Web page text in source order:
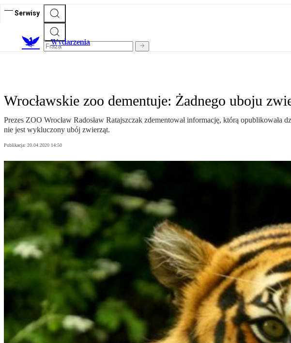
Serwisy
Wydarzenia
Wrocławskie zoo dementuje: Żadnego uboju
Prezes ZOO Wrocław Radosław Ratajszczak zdementował informację, którą
nie jest wykluczony ubój zwierząt.
Publikacja: 20.04.2020 14:50